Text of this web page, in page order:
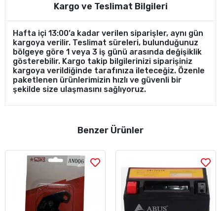
Kargo ve Teslimat Bilgileri
Hafta içi 13:00’a kadar verilen siparişler, aynı gün
kargoya verilir. Teslimat süreleri, bulunduğunuz
bölgeye göre 1 veya 3 iş günü arasında değişiklik
gösterebilir. Kargo takip bilgilerinizi siparişiniz
kargoya verildiğinde tarafınıza ileteceğiz. Özenle
paketlenen ürünlerimizin hızlı ve güvenli bir
şekilde size ulaşmasını sağlıyoruz.
Benzer Ürünler